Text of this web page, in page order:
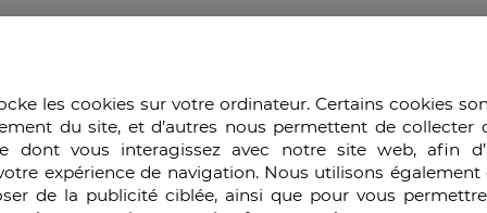
les publicités des constructeurs automobiles. Si la
celle-ci présente des défauts majeurs et plus
de vitesse DSG a entrainé la mort d'une
vente. Le service clientèle de Volkswagen
les cookies sur votre ordinateur. Certains cookies
du site, et d’autres nous permettent de collecter
dont vous interagissez avec notre site web, afin
expérience de navigation. Nous utilisons
de la publicité ciblée, ainsi que pour vous